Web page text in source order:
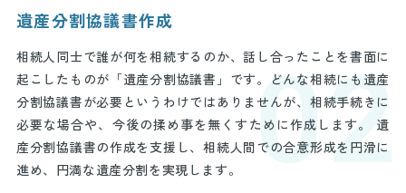
遺産分割協議書作成
相続人同士で誰が何を相続するのか、話し合ったことを書面に
起こしたものが「遺産分割協議書」です。どんな相続にも遺産
分割協議書が必要というわけではありませんが、相続手続きに
必要な場合や、今後の揉め事を無くすために作成します。 遺
産分割協議書の作成を支援し、相続人間での合意形成を円滑に
進め、円満な遺産分割を実現します。
02